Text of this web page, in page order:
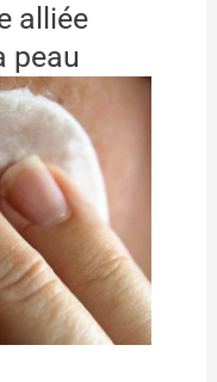
alliée
peau